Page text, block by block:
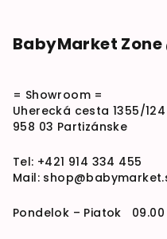
BabyMarket Zone
= Showroom =
Uherecká cesta 1355/124
958 03 Partizánske
Tel: +421 914 334 455
Mail:
Pondelok – Piatok 09.00